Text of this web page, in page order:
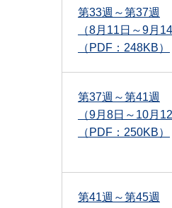
第33週～第37週
（8月11日～9月14
（PDF：248KB）
第37週～第41週
（9月8日～10月12
（PDF：250KB）
第41週～第45週